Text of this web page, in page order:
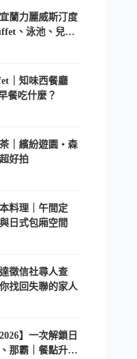
蘭力麗威斯汀度
、泳池、兒童
｜知味西餐廳
餐吃什麼？
｜繽紛遊園・森
好拍
料理｜午間定
日式包廂空間
徵信社尋人查
找回失聯的家人
】一次解鎖日
那霸｜餐點升